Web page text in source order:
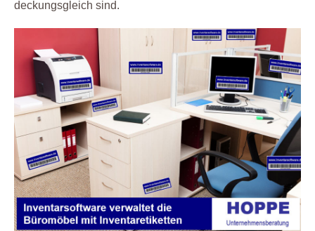
deckungsgleich sind.